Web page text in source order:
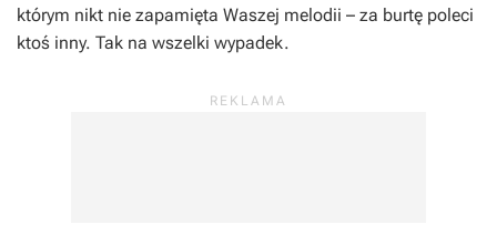
którym nikt nie zapamięta Waszej melodii – za burtę poleci
ktoś inny. Tak na wszelki wypadek.